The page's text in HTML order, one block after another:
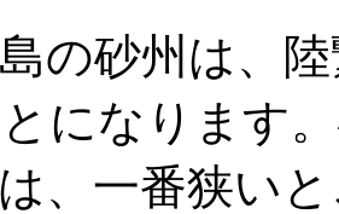
の砂州は、
になります
、一番狭い